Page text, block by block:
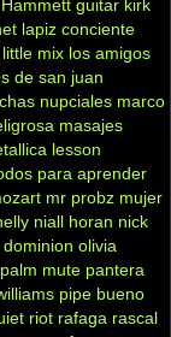
guitar kirk
lapiz conciente
little mix los amigos
de san juan
nupciales marco
masajes
lesson
para aprender
mr probz mujer
niall horan nick
olivia
palm mute pantera
pipe bueno
riot rafaga rascal